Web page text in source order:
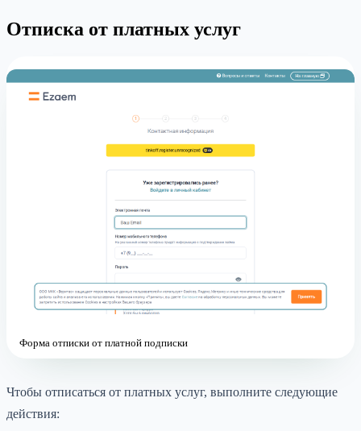
Отписка от платных услуг
Форма отписки от платной подписки
Чтобы отписаться от платных услуг, выполните следующие
действия: